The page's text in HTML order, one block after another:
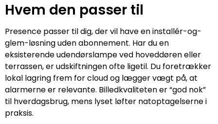
Hvem den passer til
Presence passer til dig, der vil have en installér-og-
glem-løsning uden abonnement. Har du en
eksisterende udendørslampe ved hoveddøren eller
terrassen, er udskiftningen ofte ligetil. Du foretrækker
lokal lagring frem for cloud og lægger vægt på, at
alarmerne er relevante. Billedkvaliteten er “god nok”
til hverdagsbrug, mens lyset løfter natoptagelserne i
praksis.